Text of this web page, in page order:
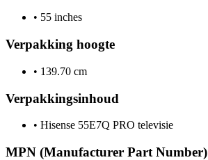
• 55 inches
Verpakking hoogte
• 139.70 cm
Verpakkingsinhoud
• Hisense 55E7Q PRO televisie
MPN (Manufacturer Part Number)